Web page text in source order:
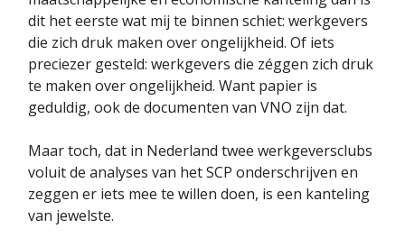
dit het eerste wat mij te binnen schiet: werkgevers
die zich druk maken over ongelijkheid. Of iets
preciezer gesteld: werkgevers die zéggen zich druk
te maken over ongelijkheid. Want papier is
geduldig, ook de documenten van VNO zijn dat.
Maar toch, dat in Nederland twee werkgeversclubs
voluit de analyses van het SCP onderschrijven en
zeggen er iets mee te willen doen, is een kanteling
van jewelste.